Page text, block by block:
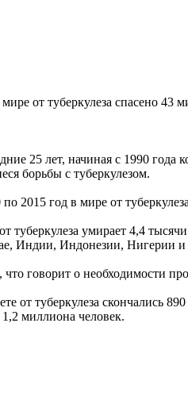
от туберкулеза спасено 43
25 лет, начиная с 1990 года
борьбы с туберкулезом.
2015 год в мире от
туберкулеза умирает 4,4
Индии, Индонезии, Нигерии
говорит о необходимости
от туберкулеза скончались
миллиона человек.